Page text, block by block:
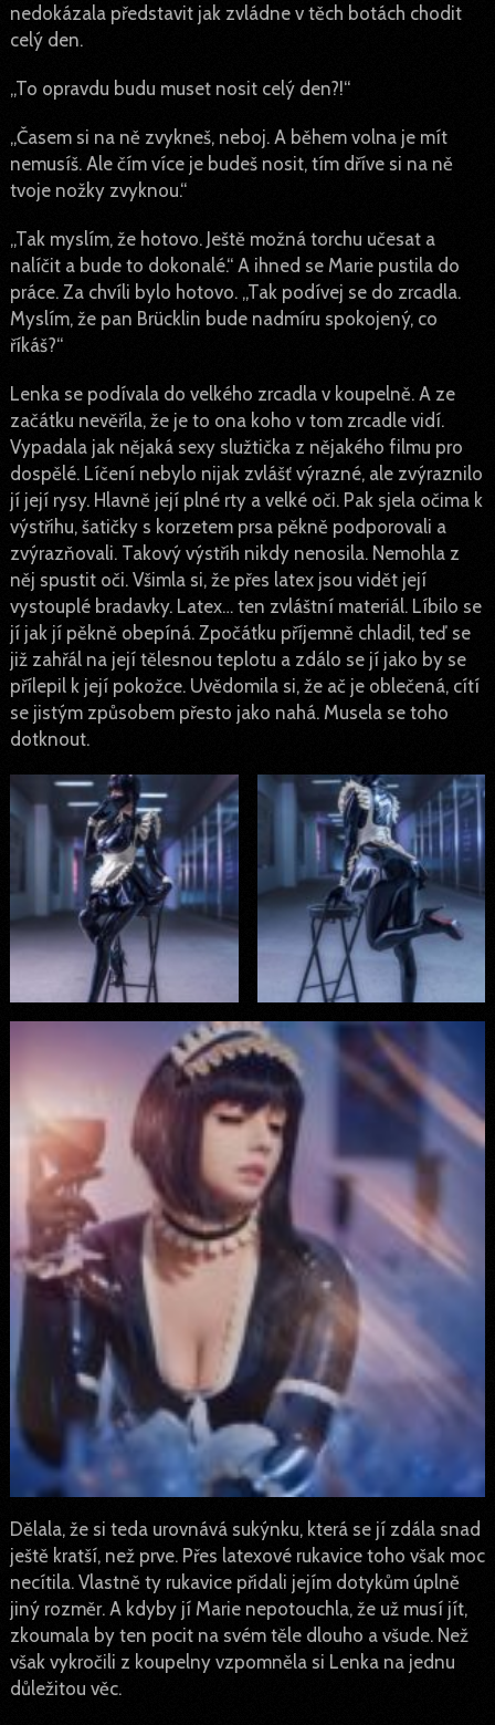
nedokázala představit jak zvládne v těch botách chodit
celý den.
„To opravdu budu muset nosit celý den?!“
„Časem si na ně zvykneš, neboj. A během volna je mít
nemusíš. Ale čím více je budeš nosit, tím dříve si na ně
tvoje nožky zvyknou.“
„Tak myslím, že hotovo. Ještě možná torchu učesat a
nalíčit a bude to dokonalé.“ A ihned se Marie pustila do
práce. Za chvíli bylo hotovo. „Tak podívej se do zrcadla.
Myslím, že pan Brücklin bude nadmíru spokojený, co
říkáš?“
Lenka se podívala do velkého zrcadla v koupelně. A ze
začátku nevěřila, že je to ona koho v tom zrcadle vidí.
Vypadala jak nějaká sexy služtička z nějakého filmu pro
dospělé. Líčení nebylo nijak zvlášť výrazné, ale zvýraznilo
jí její rysy. Hlavně její plné rty a velké oči. Pak sjela očima k
výstřihu, šatičky s korzetem prsa pěkně podporovali a
zvýrazňovali. Takový výstřih nikdy nenosila. Nemohla z
něj spustit oči. Všimla si, že přes latex jsou vidět její
vystouplé bradavky. Latex… ten zvláštní materiál. Líbilo se
jí jak jí pěkně obepíná. Zpočátku příjemně chladil, teď se
již zahřál na její tělesnou teplotu a zdálo se jí jako by se
přílepil k její pokožce. Uvědomila si, že ač je oblečená, cítí
se jistým způsobem přesto jako nahá. Musela se toho
dotknout.
Dělala, že si teda urovnává sukýnku, která se jí zdála snad
ještě kratší, než prve. Přes latexové rukavice toho však moc
necítila. Vlastně ty rukavice přidali jejím dotykům úplně
jiný rozměr. A kdyby jí Marie nepotouchla, že už musí jít,
zkoumala by ten pocit na svém těle dlouho a všude. Než
však vykročili z koupelny vzpomněla si Lenka na jednu
důležitou věc.